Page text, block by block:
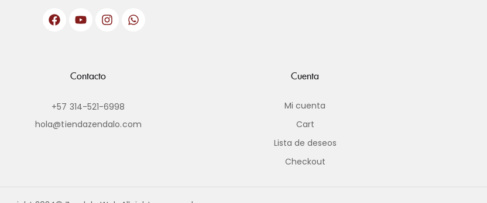
Contacto
+57 314-521-6998
hola@tiendazendalo.com
Cuenta
Mi cuenta
Cart
Lista de deseos
Checkout